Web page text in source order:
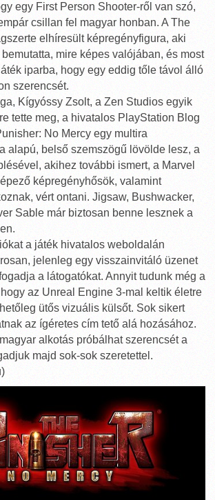
egy First Person Shooter-ről van szó,
csillan fel magyar honban. A The
elhíresült képregényfigura, aki
mire képes valójában, és most
iparba, hogy egy eddig tőle távol álló
szerencsét.
Kígyóssy Zsolt, a Zen Studios egyik
tette meg, a hivatalos PlayStation Blog
No Mercy egy multira
alapú, belső szemszögű lövölde lesz, a
akihez további ismert, a Marvel
képregényhősök, valamint
vért ontani. Jigsaw, Bushwacker,
Sable már biztosan benne lesznek a
a játék hivatalos weboldalán
jelenleg egy visszainvitáló üzenet
a látogatókat. Annyit tudunk még a
az Unreal Engine 3-mal keltik életre
ütős vizuális külsőt. Sok sikert
az ígéretes cím tető alá hozásához.
alkotás próbálhat szerencsét a
majd sok-sok szeretettel.